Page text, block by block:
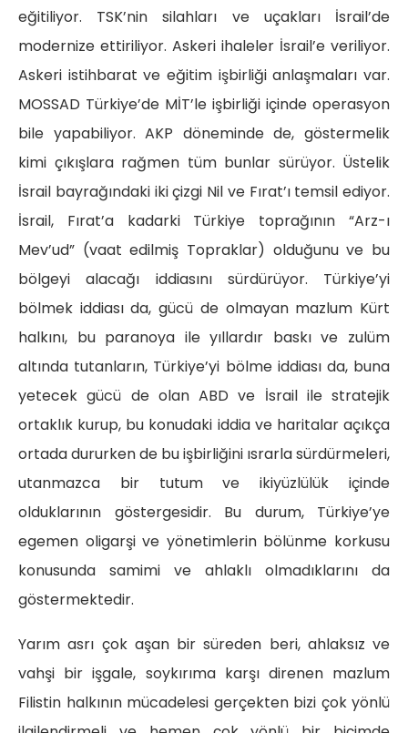
eğitiliyor. TSK’nin silahları ve uçakları İsrail’de
modernize ettiriliyor. Askeri ihaleler İsrail’e veriliyor.
Askeri istihbarat ve eğitim işbirliği anlaşmaları var.
MOSSAD Türkiye’de MİT’le işbirliği içinde operasyon
bile yapabiliyor. AKP döneminde de, göstermelik
kimi çıkışlara rağmen tüm bunlar sürüyor. Üstelik
İsrail bayrağındaki iki çizgi Nil ve Fırat’ı temsil ediyor.
İsrail, Fırat’a kadarki Türkiye toprağının “Arz-ı
Mev’ud” (vaat edilmiş Topraklar) olduğunu ve bu
bölgeyi alacağı iddiasını sürdürüyor. Türkiye’yi
bölmek iddiası da, gücü de olmayan mazlum Kürt
halkını, bu paranoya ile yıllardır baskı ve zulüm
altında tutanların, Türkiye’yi bölme iddiası da, buna
yetecek gücü de olan ABD ve İsrail ile stratejik
ortaklık kurup, bu konudaki iddia ve haritalar açıkça
ortada dururken de bu işbirliğini ısrarla sürdürmeleri,
utanmazca bir tutum ve ikiyüzlülük içinde
olduklarının göstergesidir. Bu durum, Türkiye’ye
egemen oligarşi ve yönetimlerin bölünme korkusu
konusunda samimi ve ahlaklı olmadıklarını da
göstermektedir.
Yarım asrı çok aşan bir süreden beri, ahlaksız ve
vahşi bir işgale, soykırıma karşı direnen mazlum
Filistin halkının mücadelesi gerçekten bizi çok yönlü